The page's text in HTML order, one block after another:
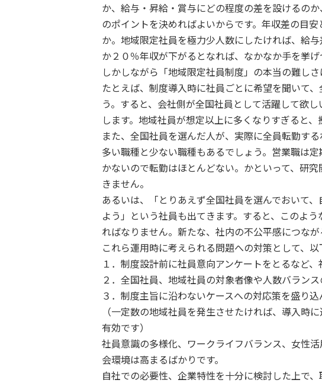
か、給与・昇給・賞与にどの程度の差を設けるの
のポイントを決めればよいからです。年収差の目
か。地域限定社員を極力少人数にしたければ、給
か２０％年収が下がるとなれば、なかなか手を挙げ
しかしながら「地域限定社員制度」の本当の難しさ
たとえば、制度導入時に社員ごとに希望を聞いて
う。すると、会社側が全国社員として活躍して欲
します。地域社員が想定以上に多くなりすぎると
また、全国社員を選んだ人が、実際に全員転勤す
多い職種と少ない職種もあるでしょう。営業職は
かないので転勤はほとんどない。かといって、研
きません。
あるいは、「とりあえず全国社員を選んでおいて
よう」という社員も出てきます。すると、このよ
ればなりません。新たな、社内の不公平感につなが
これら運用時に考えられる問題への対策として、以
１．制度設計前に社員意向アンケートをとるなど
２．全国社員、地域社員の対象者像や人数バラン
３．制度主旨に沿わないケースへの対応策を盛り込
（一定数の地域社員を発生させたければ、導入時
有効です）
社員意識の多様化、ワークライフバランス、女性
会環境は高まるばかりです。
自社での必要性、企業特性を十分に検討した上で、